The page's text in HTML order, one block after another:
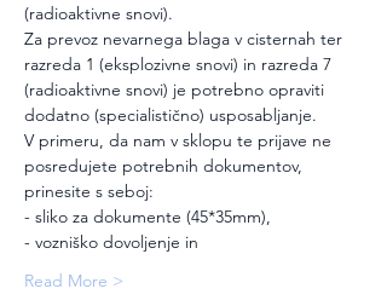
(radioaktivne snovi).
Za prevoz nevarnega blaga v cisternah ter
razreda 1 (eksplozivne snovi) in razreda 7
(radioaktivne snovi) je potrebno opraviti
dodatno (specialistično) usposabljanje.
V primeru, da nam v sklopu te prijave ne
posredujete potrebnih dokumentov,
prinesite s seboj:
- sliko za dokumente (45*35mm),
- vozniško dovoljenje in
Read More >